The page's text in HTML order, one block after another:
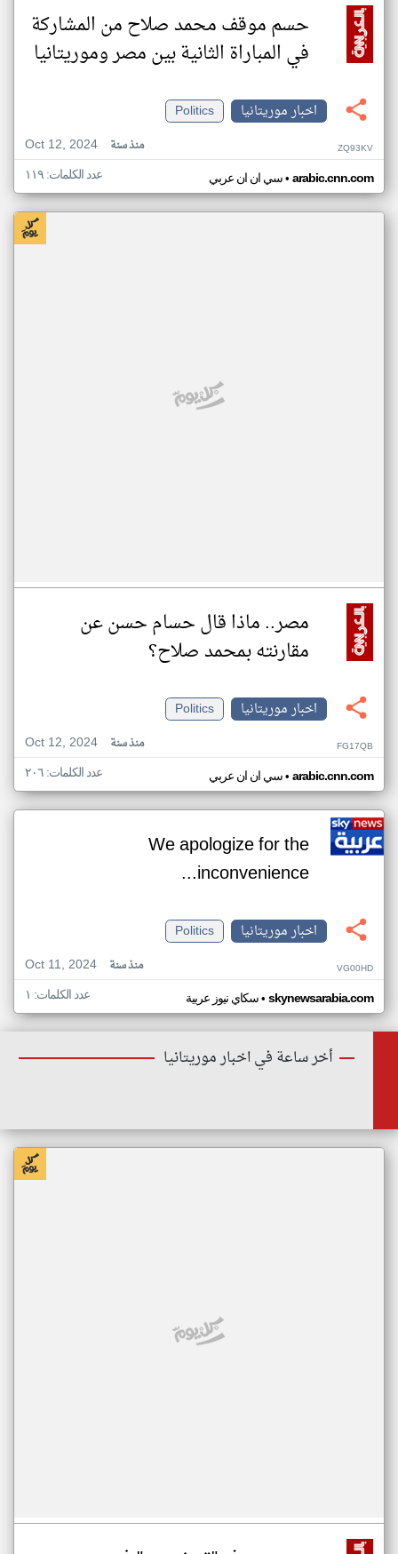
حسم موقف محمد صلاح من المشاركة
في المباراة الثانية بين مصر وموريتانيا
اخبار موريتانيا
Politics
Oct 12, 2024
منذ سنة ZQ93KV
سي ان ان عربي• arabic.cnn.com عدد الكلمات: ١١٩
مصر.. ماذا قال حسام حسن عن
مقارنته بمحمد صلاح؟
اخبار موريتانيا
Politics
Oct 12, 2024
منذ سنة FG17QB
سي ان ان عربي• arabic.cnn.com عدد الكلمات: ٢٠٦
We apologize for the
inconvenience...
اخبار موريتانيا
Politics
Oct 11, 2024
منذ سنة VG00HD
سكاي نيوز عربية• skynewsarabia.com عدد الكلمات: ١
أخر ساعة في اخبار موريتانيا